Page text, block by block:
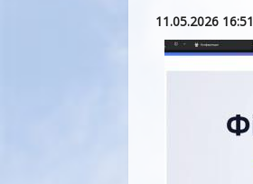
11.05.2026 16:51